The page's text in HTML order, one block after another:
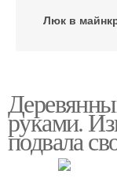
Люк в
Шкафы в
руками.
подвала